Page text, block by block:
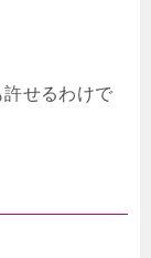
せるわけで